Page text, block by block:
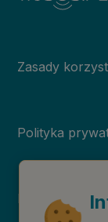
Zasady
Polityka
Deklaracja